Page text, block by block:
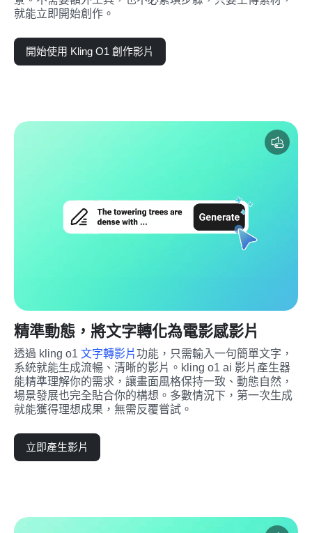
就能立即開始創作。
開始使用 Kling O1 創作影片
精準動態，將文字轉化為電影感影片
透過 kling o1 文字轉影片功能，只需輸入一句簡單文字，
系統就能生成流暢、清晰的影片。kling o1 ai 影片產生器
能精準理解你的需求，讓畫面風格保持一致、動態自然，
場景發展也完全貼合你的構想。多數情況下，第一次生成
就能獲得理想成果，無需反覆嘗試。
立即產生影片